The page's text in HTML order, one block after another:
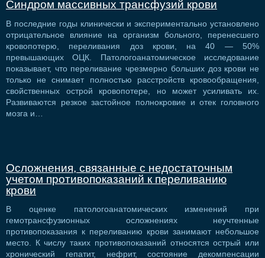
Синдром массивных трансфузий крови
В последние годы клинически и экспериментально установлено
отрицательное влияние на организм больного, перенесшего
кровопотерю, переливания доз крови, на 40 — 50%
превышающих ОЦК. Патологоанатомическое исследование
показывает, что переливание чрезмерно больших доз крови не
только не снимает полностью расстройств кровообращения,
свойственных острой кровопотере, но может усиливать их.
Развиваются резкое застойное полнокровие и отек головного
мозга и…
Осложнения, связанные с недостаточным
учетом противопоказаний к переливанию
крови
В оценке патологоанатомических изменений при
гемотрансфузионных осложнениях неучтенные
противопоказания к переливанию крови занимают небольшое
место. К числу таких противопоказаний относятся острый или
хронический гепатит, нефрит, состояние декомпенсации